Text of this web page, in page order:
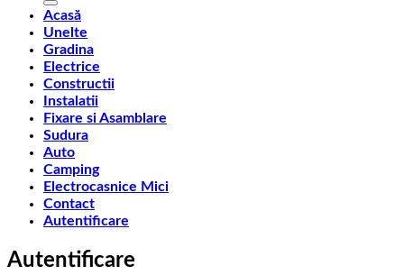
Acasă
Unelte
Gradina
Electrice
Constructii
Instalatii
Fixare si Asamblare
Sudura
Auto
Camping
Electrocasnice Mici
Contact
Autentificare
Autentificare